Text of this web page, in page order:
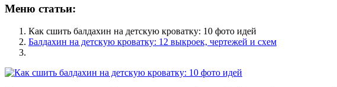
Меню статьи:
Как сшить балдахин на детскую кроватку: 10 фото идей
Балдахин на детскую кроватку: 12 выкроек, чертежей и схем